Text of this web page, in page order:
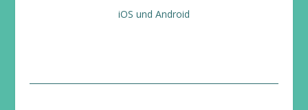
iOS und Android